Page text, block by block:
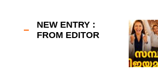
NEW ENTRY :
FROM EDITOR